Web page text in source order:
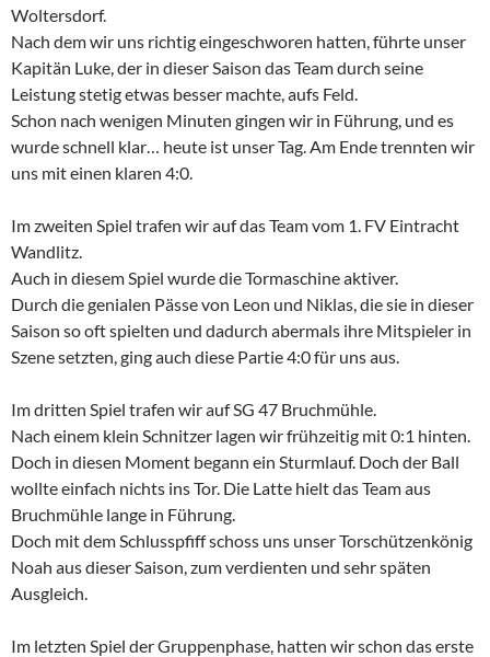
Woltersdorf.
Nach dem wir uns richtig eingeschworen hatten, führte unser
Kapitän Luke, der in dieser Saison das Team durch seine
Leistung stetig etwas besser machte, aufs Feld.
Schon nach wenigen Minuten gingen wir in Führung, und es
wurde schnell klar… heute ist unser Tag. Am Ende trennten wir
uns mit einen klaren 4:0.
Im zweiten Spiel trafen wir auf das Team vom 1. FV Eintracht
Wandlitz.
Auch in diesem Spiel wurde die Tormaschine aktiver.
Durch die genialen Pässe von Leon und Niklas, die sie in dieser
Saison so oft spielten und dadurch abermals ihre Mitspieler in
Szene setzten, ging auch diese Partie 4:0 für uns aus.
Im dritten Spiel trafen wir auf SG 47 Bruchmühle.
Nach einem klein Schnitzer lagen wir frühzeitig mit 0:1 hinten.
Doch in diesen Moment begann ein Sturmlauf. Doch der Ball
wollte einfach nichts ins Tor. Die Latte hielt das Team aus
Bruchmühle lange in Führung.
Doch mit dem Schlusspfiff schoss uns unser Torschützenkönig
Noah aus dieser Saison, zum verdienten und sehr späten
Ausgleich.
Im letzten Spiel der Gruppenphase, hatten wir schon das erste